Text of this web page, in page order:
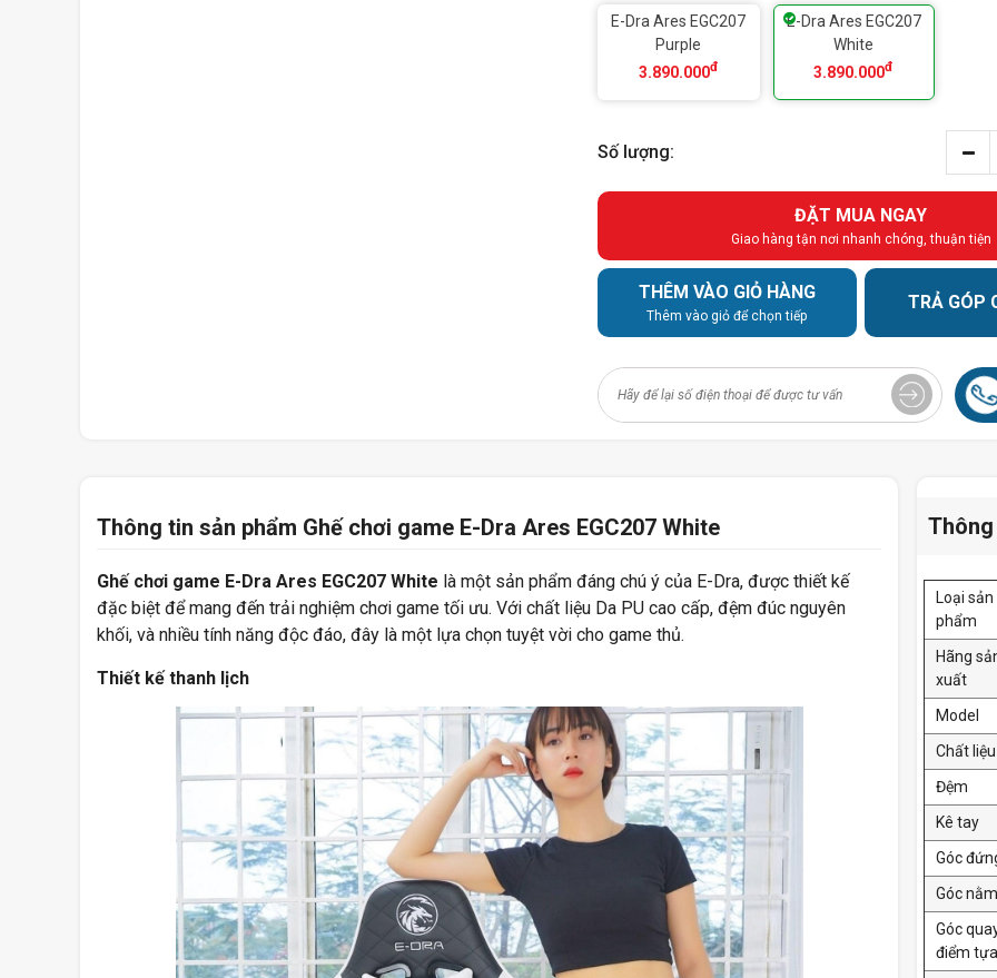
E-Dra Ares EGC207
Purple
3.890.000đ
E-Dra Ares EGC207
White
3.890.000đ
Số lượng:
ĐẶT MUA NGAY
Giao hàng tận nơi nhanh chóng, thuận tiện
THÊM VÀO GIỎ HÀNG
Thêm vào giỏ để chọn tiếp
TRẢ GÓP
Thông tin sản phẩm Ghế chơi game E-Dra Ares EGC207 White
Ghế chơi game E-Dra Ares EGC207 White là một sản phẩm đáng chú ý của E-Dra, được thiết kế
đặc biệt để mang đến trải nghiệm chơi game tối ưu. Với chất liệu Da PU cao cấp, đệm đúc nguyên
khối, và nhiều tính năng độc đáo, đây là một lựa chọn tuyệt vời cho game thủ.
Thiết kế thanh lịch
Loại sản
phẩm
Hãng
xuất
Model
Chất liệu
Đệm
Kê tay
Góc
Góc nằm
Góc
điểm